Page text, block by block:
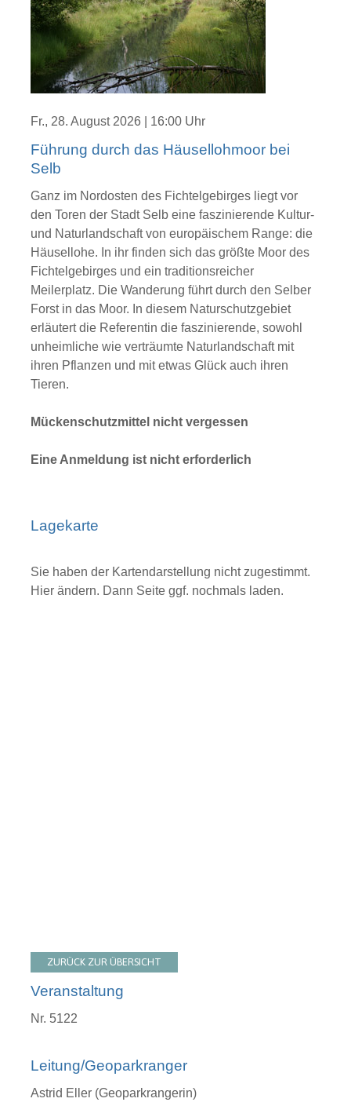
Fr., 28. August 2026 | 16:00 Uhr
Führung durch das Häusellohmoor bei
Selb
Ganz im Nordosten des Fichtelgebirges liegt vor
den Toren der Stadt Selb eine faszinierende Kultur-
und Naturlandschaft von europäischem Range: die
Häusellohe. In ihr finden sich das größte Moor des
Fichtelgebirges und ein traditionsreicher
Meilerplatz. Die Wanderung führt durch den Selber
Forst in das Moor. In diesem Naturschutzgebiet
erläutert die Referentin die faszinierende, sowohl
unheimliche wie verträumte Naturlandschaft mit
ihren Pflanzen und mit etwas Glück auch ihren
Tieren.
Mückenschutzmittel nicht vergessen
Eine Anmeldung ist nicht erforderlich
Lagekarte
Sie haben der Kartendarstellung nicht zugestimmt.
Hier ändern. Dann Seite ggf. nochmals laden.
ZURÜCK ZUR ÜBERSICHT
Veranstaltung
Nr. 5122
Leitung/Geoparkranger
Astrid Eller (Geoparkrangerin)